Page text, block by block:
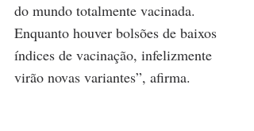
do mundo totalmente vacinada.
Enquanto houver bolsões de baixos
índices de vacinação, infelizmente
virão novas variantes”, afirma.